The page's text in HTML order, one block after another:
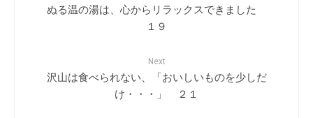
ぬる温の湯は、心からリラックスできました
１９
Next
沢山は食べられない、「おいしいものを少しだ
け・・・」 ２１